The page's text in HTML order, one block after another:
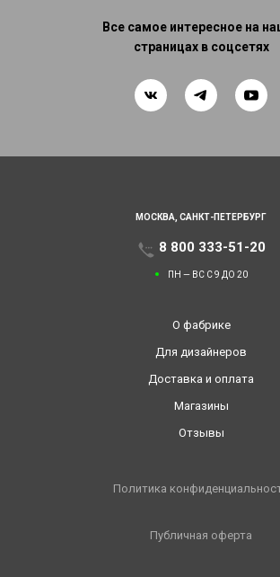
Все самое интересное на
страницах в соцсетях
МОСКВА, САНКТ-ПЕТЕРБУРГ
8 800 333-51-20
ПН — ВС С 9 ДО 20
О фабрике
Для дизайнеров
Доставка и оплата
Магазины
Отзывы
Политика
Публичная оферта